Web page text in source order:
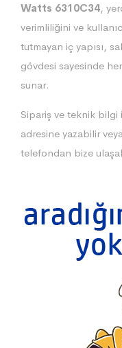
Watts 6310C34,
verimliliğini ve
tutmayan iç yapısı,
gövdesi sayesinde
sunar.
Sipariş ve teknik bilgi
adresine yazabilir
telefondan bize